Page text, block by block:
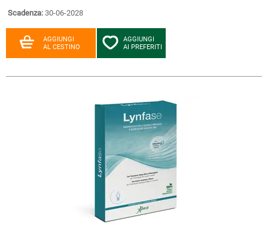
Scadenza: 30-06-2028
AGGIUNGI
AL CESTINO
AGGIUNGI
AI PREFERITI